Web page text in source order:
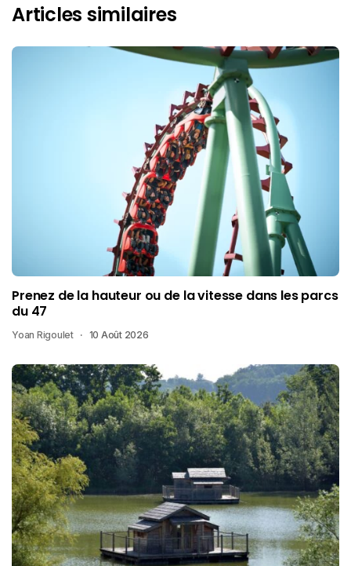
Articles similaires
Prenez de la hauteur ou de la vitesse dans les parcs
du 47
Yoan Rigoulet 10 Août 2026